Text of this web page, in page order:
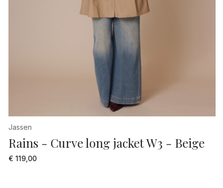
Jassen
Rains - Curve long jacket W3 - Beige
€ 119,00